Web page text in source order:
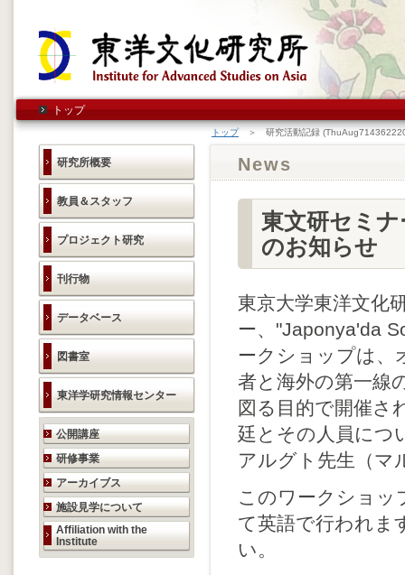
トップ
研究所概要
教員＆スタッフ
プロジェクト研究
刊行物
データベース
図書室
東洋学研究情報センター
研究活動のご案内
公開講座
研修事業
アーカイブス
施設見学について
Affiliation with the
Institute
トップ＞ 研究活動記録
News
東文研セミ
のお知らせ
東京大学東洋文化
ー、"Japonya'da
ークショップは、
者と海外の第一線
図る目的で開催さ
廷とその人員につ
アルグト先生（マ
このワークショッ
て英語で行われま
い。